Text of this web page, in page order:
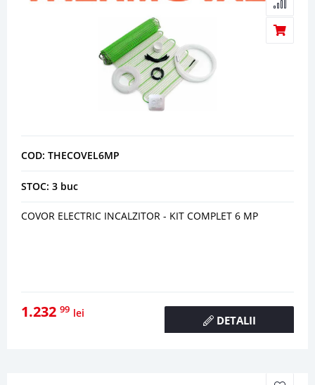
COD: THECOVEL6MP
STOC: 3 buc
COVOR ELECTRIC INCALZITOR - KIT COMPLET 6 MP
1.232 99 lei
DETALII